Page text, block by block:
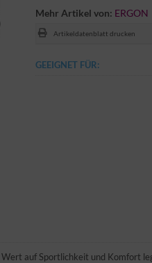
Mehr Artikel von: ERGON
Artikeldatenblatt drucken
GEEIGNET FÜR:
auf Sportlichkeit und Komfort